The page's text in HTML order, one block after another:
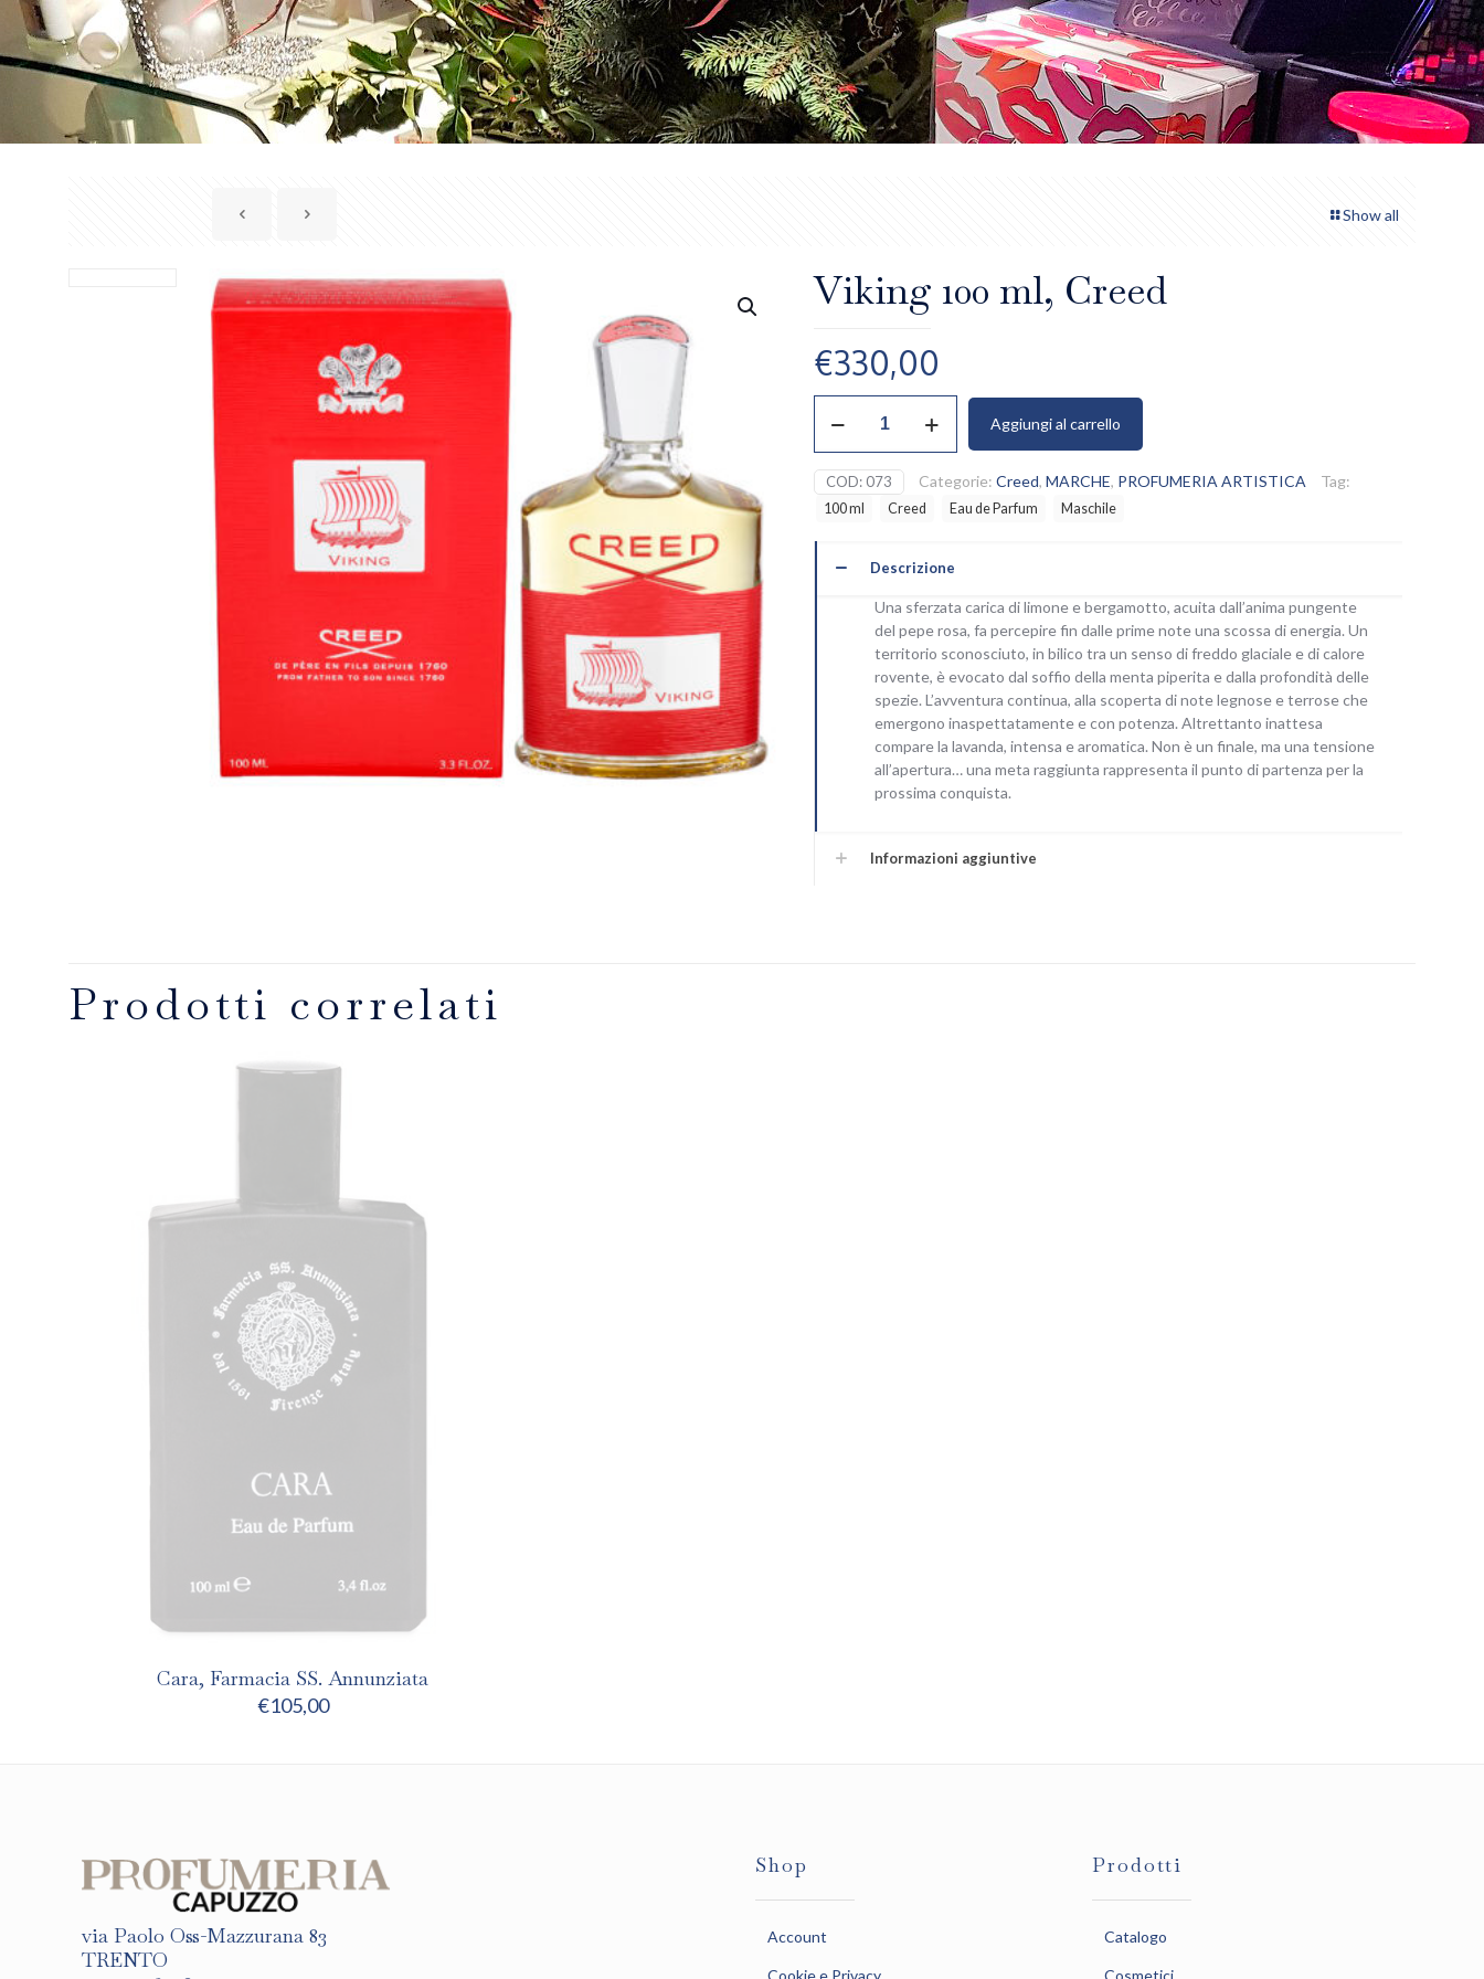
Show all
Viking 100 ml, Creed
€330,00
100
ml,
Creed
quantità
Aggiungi al carrello
COD: 073 Categorie: Creed, MARCHE, PROFUMERIA ARTISTICA Tag:
100 ml Creed Eau de Parfum Maschile
Descrizione
Una sferzata carica di limone e bergamotto, acuita dall’anima pungente
del pepe rosa, fa percepire fin dalle prime note una scossa di energia. Un
territorio sconosciuto, in bilico tra un senso di freddo glaciale e di calore
rovente, è evocato dal soffio della menta piperita e dalla profondità delle
spezie. L’avventura continua, alla scoperta di note legnose e terrose che
emergono inaspettatamente e con potenza. Altrettanto inattesa
compare la lavanda, intensa e aromatica. Non è un finale, ma una tensione
all’apertura… una meta raggiunta rappresenta il punto di partenza per la
prossima conquista.
Informazioni aggiuntive
Prodotti correlati
Cara, Farmacia SS. Annunziata
€105,00
via Paolo Oss-Mazzurana 83
TRENTO
Shop
Account
Cookie e Privacy
Prodotti
Catalogo
Cosmetici